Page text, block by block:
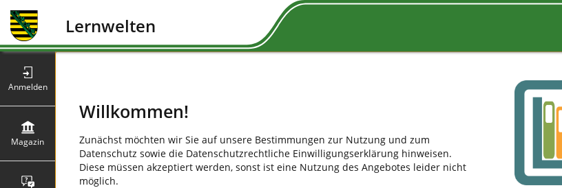
Lernwelten
Anmelden
Magazin
Willkommen!
Zunächst möchten wir Sie auf unsere Bestimmungen zur Nutzung und zum
Datenschutz sowie die Datenschutzrechtliche Einwilligungserklärung hinweisen.
Diese müssen akzeptiert werden, sonst ist eine Nutzung des Angebotes leider nicht
möglich.